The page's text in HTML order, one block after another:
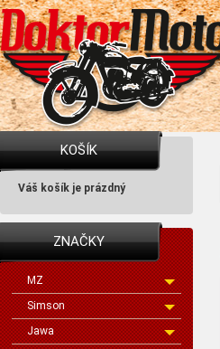
KOŠÍK
Váš košík je prázdný
ZNAČKY
MZ
Simson
Jawa